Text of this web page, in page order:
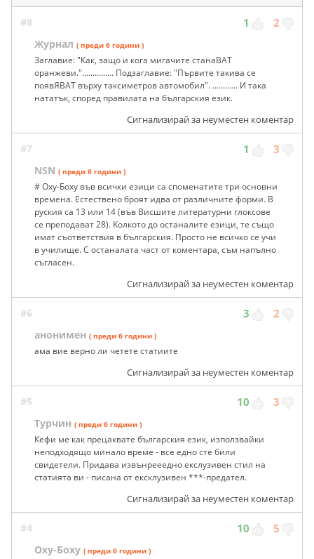
#8 1 2
Журнал ( преди 6 години )
Заглавие: "Как, защо и кога мигачите станаВАТ
оранжеви."............... Подзаглавие: "Първите такива се
появЯВАТ върху таксиметров автомобил". ............ И така
нататък, според правилата на българския език.
Сигнализирай за неуместен коментар
#7 1 3
NSN ( преди 6 години )
# Оху-Боху във всички езици са споменатите три основни
времена. Естествено броят идва от различните форми. В
руския са 13 или 14 (във Висшите литературни глоксове
се преподават 28). Колкото до останалите езици, те също
имат съответствия в българския. Просто не всичко се учи
в училище. С останалата част от коментара, съм напълно
съгласен.
Сигнализирай за неуместен коментар
#6 3 2
анонимен ( преди 6 години )
ама вие верно ли четете статиите
Сигнализирай за неуместен коментар
#5 10 3
Турчин ( преди 6 години )
Кефи ме как прецаквате българския език, използвайки
неподходящо минало време - все едно сте били
свидетели. Придава извънрееедно екслузивен стил на
статията ви - писана от ексклузивен ***-предател.
Сигнализирай за неуместен коментар
#4 10 5
Оху-Боху ( преди 6 години )